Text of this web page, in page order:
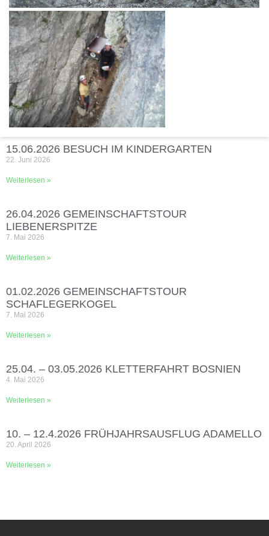
15.06.2026 BESUCH IM KINDERGARTEN
22. Juni 2026
Weiterlesen »
26.04.2026 GEMEINSCHAFTSTOUR
LIEBENERSPITZE
7. Mai 2026
Weiterlesen »
01.02.2026 GEMEINSCHAFTSTOUR
SCHAFLEGERKOGEL
7. Mai 2026
Weiterlesen »
25.04. – 03.05.2026 KLETTERFAHRT BOSNIEN
4. Mai 2026
Weiterlesen »
10. – 12.4.2026 FRÜHJAHRSAUSFLUG ADAMELLO
20. April 2026
Weiterlesen »